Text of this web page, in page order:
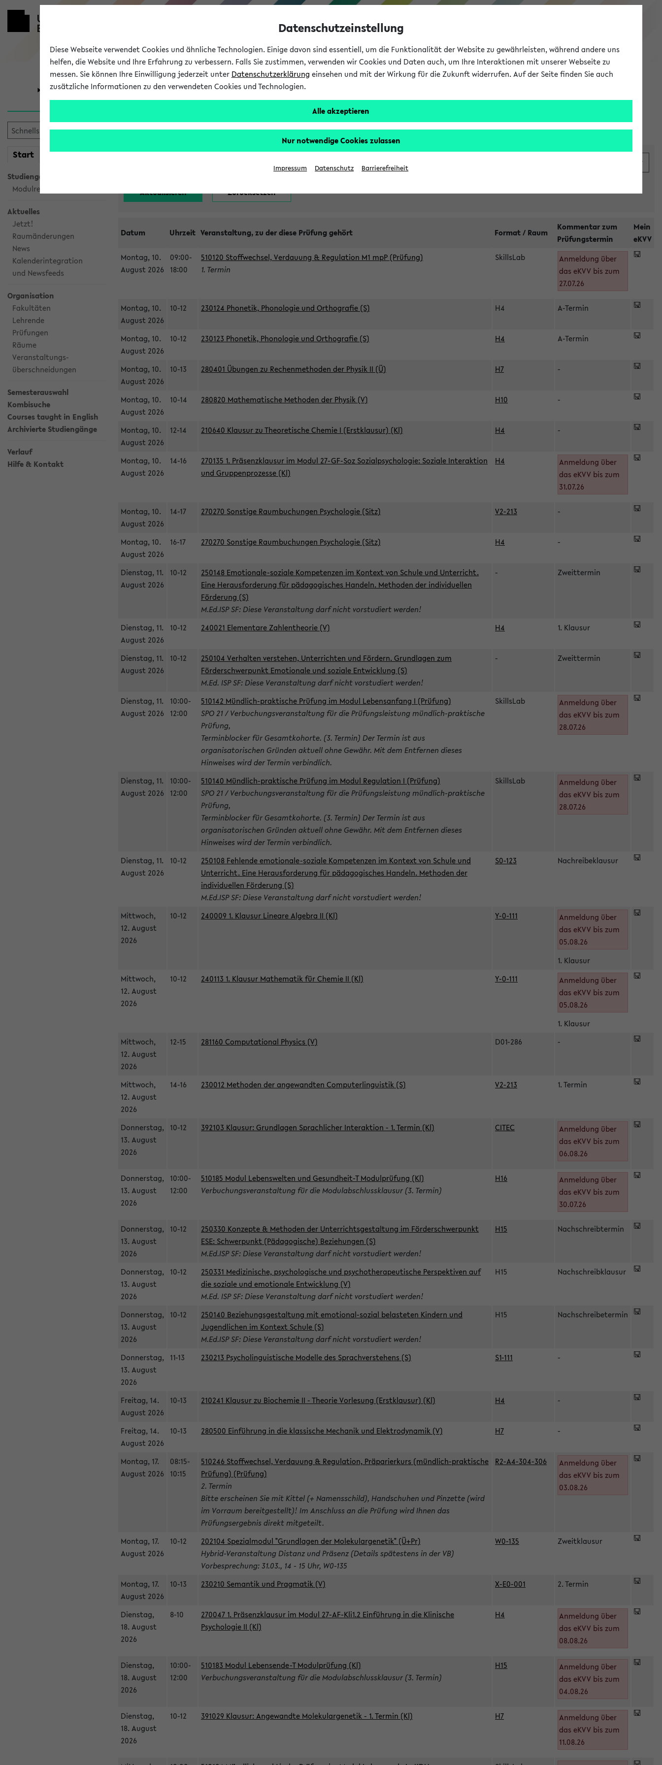
eKVV
Universität Forschung Studium
Start meineKVV
Studiengangsauswahl
Modulrecherche
Aktuelles
Jetzt!
Raumänderungen
News
Kalenderintegration
und Newsfeeds
Organisation
Fakultäten
Lehrende
Prüfungen
Räume
Veranstaltungs-
überschneidungen
Semesterauswahl
Kombisuche
Courses taught in English
Archivierte Studiengänge
Verlauf
Hilfe & Kontakt
Alle noch stattfindenden Prüfungen
Datum Uhrzeit Veranstaltung, zu der diese Prüfung gehört Format / Raum
Kommentar zum
Prüfungstermin
Mein
eKVV
Montag, 10.
August 2026
09:00-
18:00
510120 Stoffwechsel, Verdauung & Regulation M1 mpP (Prüfung)
1. Termin
SkillsLab
Anmeldung über
das eKVV bis zum
27.07.26
Montag, 10.
August 2026
10-12 230124 Phonetik, Phonologie und Orthografie (S) H4 A-Termin
Montag, 10.
August 2026
10-12 230123 Phonetik, Phonologie und Orthografie (S) H4 A-Termin
Montag, 10.
August 2026
10-13 280401 Übungen zu Rechenmethoden der Physik II (Ü) H7 -
Montag, 10.
August 2026
10-14 280820 Mathematische Methoden der Physik (V) H10 -
Montag, 10.
August 2026
12-14 210640 Klausur zu Theoretische Chemie I (Erstklausur) (Kl) H4 -
Montag, 10.
August 2026
14-16
270135 1. Präsenzklausur im Modul 27-GF-Soz Sozialpsychologie: Soziale Interaktion
und Gruppenprozesse (Kl)
H4
Anmeldung über
das eKVV bis zum
31.07.26
Montag, 10.
August 2026
14-17 270270 Sonstige Raumbuchungen Psychologie (Sitz) V2-213 -
Montag, 10.
August 2026
16-17 270270 Sonstige Raumbuchungen Psychologie (Sitz) H4 -
Dienstag, 11.
August 2026
10-12
250148 Emotionale-soziale Kompetenzen im Kontext von Schule und Unterricht.
Eine Herausforderung für pädagogisches Handeln. Methoden der individuellen
Förderung (S)
M.Ed.ISP SF: Diese Veranstaltung darf nicht vorstudiert werden!
- Zweittermin
Dienstag, 11.
August 2026
10-12 240021 Elementare Zahlentheorie (V) H4 1. Klausur
Dienstag, 11.
August 2026
10-12
250104 Verhalten verstehen, Unterrichten und Fördern. Grundlagen zum
Förderschwerpunkt Emotionale und soziale Entwicklung (S)
M.Ed. ISP SF: Diese Veranstaltung darf nicht vorstudiert werden!
- Zweittermin
Dienstag, 11.
August 2026
10:00-
12:00
510142 Mündlich-praktische Prüfung im Modul Lebensanfang I (Prüfung)
SPO 21 / Verbuchungsveranstaltung für die Prüfungsleistung mündlich-praktische
Prüfung,
Terminblocker für Gesamtkohorte. (3. Termin) Der Termin ist aus
organisatorischen Gründen aktuell ohne Gewähr. Mit dem Entfernen dieses
Hinweises wird der Termin verbindlich.
SkillsLab
Anmeldung über
das eKVV bis zum
28.07.26
Dienstag, 11.
August 2026
10:00-
12:00
510140 Mündlich-praktische Prüfung im Modul Regulation I (Prüfung)
SPO 21 / Verbuchungsveranstaltung für die Prüfungsleistung mündlich-praktische
Prüfung,
Terminblocker für Gesamtkohorte. (3. Termin) Der Termin ist aus
organisatorischen Gründen aktuell ohne Gewähr. Mit dem Entfernen dieses
Hinweises wird der Termin verbindlich.
SkillsLab
Anmeldung über
das eKVV bis zum
28.07.26
Dienstag, 11.
August 2026
10-12
250108 Fehlende emotionale-soziale Kompetenzen im Kontext von Schule und
Unterricht. Eine Herausforderung für pädagogisches Handeln. Methoden der
individuellen Förderung (S)
M.Ed.ISP SF: Diese Veranstaltung darf nicht vorstudiert werden!
S0-123 Nachreibeklausur
Mittwoch,
12. August
2026
10-12 240009 1. Klausur Lineare Algebra II (Kl) Y-0-111
Anmeldung über
das eKVV bis zum
05.08.26
1. Klausur
Mittwoch,
12. August
2026
10-12 240113 1. Klausur Mathematik für Chemie II (Kl) Y-0-111
Anmeldung über
das eKVV bis zum
05.08.26
1. Klausur
Mittwoch,
12. August
2026
12-15 281160 Computational Physics (V) D01-286 -
Mittwoch,
12. August
2026
14-16 230012 Methoden der angewandten Computerlinguistik (S) V2-213 1. Termin
Donnerstag,
13. August
2026
10-12 392103 Klausur: Grundlagen Sprachlicher Interaktion - 1. Termin (Kl) CITEC
Anmeldung über
das eKVV bis zum
06.08.26
Donnerstag,
13. August
2026
10:00-
12:00
510185 Modul Lebenswelten und Gesundheit-T Modulprüfung (Kl)
Verbuchungsveranstaltung für die Modulabschlussklausur (3. Termin)
H16
Anmeldung über
das eKVV bis zum
30.07.26
Donnerstag,
13. August
2026
10-12
250330 Konzepte & Methoden der Unterrichtsgestaltung im Förderschwerpunkt
ESE: Schwerpunkt (Pädagogische) Beziehungen (S)
M.Ed.ISP SF: Diese Veranstaltung darf nicht vorstudiert werden!
H15 Nachschreibtermin
Donnerstag,
13. August
2026
10-12
250331 Medizinische, psychologische und psychotherapeutische Perspektiven auf
die soziale und emotionale Entwicklung (V)
M.Ed. ISP SF: Diese Veranstaltung darf nicht vorstudiert werden!
H15 Nachschreibklausur
Donnerstag,
13. August
2026
10-12
250140 Beziehungsgestaltung mit emotional-sozial belasteten Kindern und
Jugendlichen im Kontext Schule (S)
M.Ed.ISP SF: Diese Veranstaltung darf nicht vorstudiert werden!
H15 Nachschreibetermin
Donnerstag,
13. August
2026
11-13 230213 Psycholinguistische Modelle des Sprachverstehens (S) S1-111 -
Freitag, 14.
August 2026
10-13 210241 Klausur zu Biochemie II - Theorie Vorlesung (Erstklausur) (Kl) H4 -
Freitag, 14.
August 2026
10-13 280500 Einführung in die klassische Mechanik und Elektrodynamik (V) H7 -
Montag, 17.
August 2026
08:15-
10:15
510246 Stoffwechsel, Verdauung & Regulation, Präparierkurs (mündlich-praktische
Prüfung) (Prüfung)
2. Termin
Bitte erscheinen Sie mit Kittel (+ Namensschild), Handschuhen und Pinzette (wird
im Vorraum bereitgestellt)! Im Anschluss an die Prüfung wird Ihnen das
Prüfungsergebnis direkt mitgeteilt.
R2-A4-304-306
Anmeldung über
das eKVV bis zum
03.08.26
Montag, 17.
August 2026
10-12
202104 Spezialmodul "Grundlagen der Molekulargenetik" (Ü+Pr)
Hybrid-Veranstaltung Distanz und Präsenz (Details spätestens in der VB)
Vorbesprechung: 31.03., 14 - 15 Uhr, W0-135
W0-135 Zweitklausur
Montag, 17.
August 2026
10-13 230210 Semantik und Pragmatik (V) X-E0-001 2. Termin
Dienstag,
18. August
2026
8-10
270047 1. Präsenzklausur im Modul 27-AF-Kli1.2 Einführung in die Klinische
Psychologie II (Kl)
H4
Anmeldung über
das eKVV bis zum
08.08.26
Dienstag,
18. August
2026
10:00-
12:00
510183 Modul Lebensende-T Modulprüfung (Kl)
Verbuchungsveranstaltung für die Modulabschlussklausur (3. Termin)
H15
Anmeldung über
das eKVV bis zum
04.08.26
Dienstag,
18. August
2026
10-12 391029 Klausur: Angewandte Molekulargenetik - 1. Termin (Kl) H7
Anmeldung über
das eKVV bis zum
11.08.26
Datenschutzeinstellung
Diese Webseite verwendet Cookies und ähnliche Technologien. Einige davon sind essentiell, um die Funktionalität der Website zu gewährleisten, während andere uns
helfen, die Website und Ihre Erfahrung zu verbessern. Falls Sie zustimmen, verwenden wir Cookies und Daten auch, um Ihre Interaktionen mit unserer Webseite zu
messen. Sie können Ihre Einwilligung jederzeit unter Datenschutzerklärung einsehen und mit der Wirkung für die Zukunft widerrufen. Auf der Seite finden Sie auch
zusätzliche Informationen zu den verwendeten Cookies und Technologien.
Alle akzeptieren
Nur notwendige Cookies zulassen
Impressum Datenschutz Barrierefreiheit